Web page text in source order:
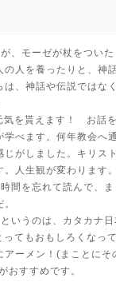
、モーゼが杖をつい
人を養ったりと、神
、神話や伝説ではな
気を貰えます！ お話
学べます。何年教会へ
じがしました。キリス
。人生観が変わります
間を忘れて読んで、
いうのは、カタカナ
てもおもしろくなっ
ーメン！(まことにそ
すすめです。